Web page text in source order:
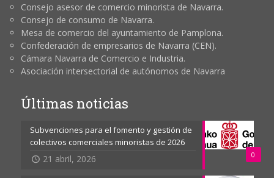
Consejo asesor de comercio minorista de Navarra.
Consejo de consumo de Navarra.
Mesa de comercio del ayuntamiento de Pamplona.
Confederación de empresarios de Navarra (CEN).
Cámara Navarra de Comercio e Industria.
Asociación intersectorial de autónomos de Navarra
Últimas noticias
0
Subvenciones para el fomento y gestión de
colectivos comerciales minoristas de 2026
21 abril, 2026